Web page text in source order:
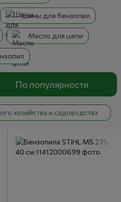
Шины для бензопил
Масло для цепи
По популярности
хозяйства и садоводства